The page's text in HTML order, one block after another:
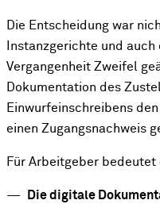
Die Entscheidung war
Instanzgerichte und
Vergangenheit Zweifel
Dokumentation des
Einwurfeinschreibens
einen Zugangsnachweis
Für Arbeitgeber bedeutet
Die digitale